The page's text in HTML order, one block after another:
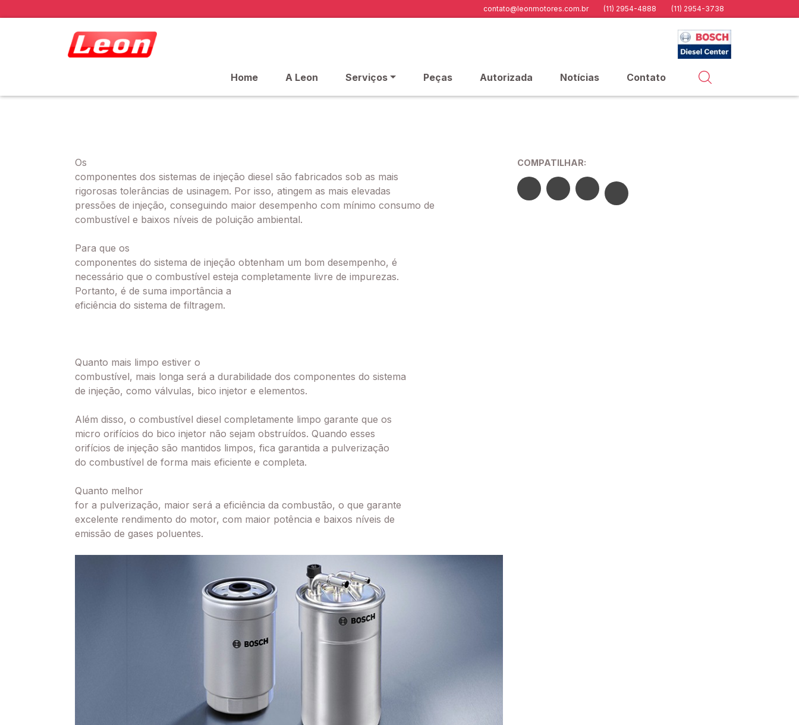
contato@leonmotores.com.br (11) 2954-4888 (11) 2954-3738
Home A Leon Serviços Peças Autorizada Notícias Contato
Os
componentes dos sistemas de injeção diesel são fabricados sob as mais
rigorosas tolerâncias de usinagem. Por isso, atingem as mais elevadas
pressões de injeção, conseguindo maior desempenho com mínimo consumo de
combustível e baixos níveis de poluição ambiental.
Para que os
componentes do sistema de injeção obtenham um bom desempenho, é
necessário que o combustível esteja completamente livre de impurezas.
Portanto, é de suma importância a
eficiência do sistema de filtragem.
Quanto mais limpo estiver o
combustível, mais longa será a durabilidade dos componentes do sistema
de injeção, como válvulas, bico injetor e elementos.
Além disso, o combustível diesel completamente limpo garante que os
micro orifícios do bico injetor não sejam obstruídos. Quando esses
orifícios de injeção são mantidos limpos, fica garantida a pulverização
do combustível de forma mais eficiente e completa.
Quanto melhor
for a pulverização, maior será a eficiência da combustão, o que garante
excelente rendimento do motor, com maior potência e baixos níveis de
emissão de gases poluentes.
COMPATILHAR: